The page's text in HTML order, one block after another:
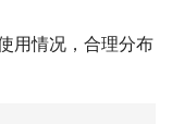
用情况，合理分布